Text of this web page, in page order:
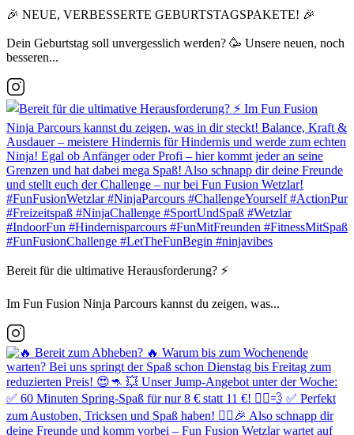
🎉 NEUE, VERBESSERTE GEBURTSTAGSPAKETE! 🎉
Dein Geburtstag soll unvergesslich werden? 🥳 Unsere neuen, noch
besseren...
Bereit für die ultimative Herausforderung? ⚡️
Im Fun Fusion Ninja Parcours kannst du zeigen, was...